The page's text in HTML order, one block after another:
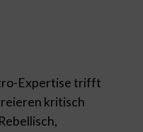
Expertise trifft
kritisch